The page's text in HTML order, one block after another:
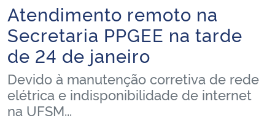
Ministério da Infraestrutura
Ministério da Agricultura, Pecuária e Abastecimento
Ministério da Educação
Início do conteúdo
Atendimento remoto na
Secretaria PPGEE na tarde
de 24 de janeiro
Devido à manutenção corretiva de rede
elétrica e indisponibilidade de internet
na UFSM...